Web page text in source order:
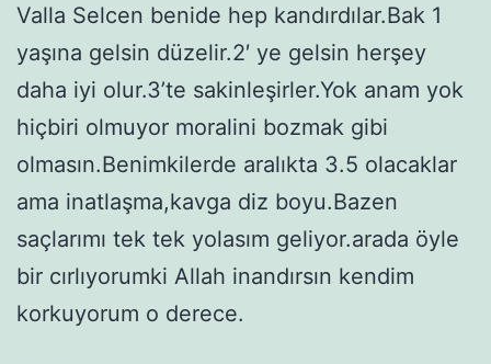
Valla Selcen benide hep kandırdılar.Bak 1
yaşına gelsin düzelir.2′ ye gelsin herşey
daha iyi olur.3’te sakinleşirler.Yok anam yok
hiçbiri olmuyor moralini bozmak gibi
olmasın.Benimkilerde aralıkta 3.5 olacaklar
ama inatlaşma,kavga diz boyu.Bazen
saçlarımı tek tek yolasım geliyor.arada öyle
bir cırlıyorumki Allah inandırsın kendim
korkuyorum o derece.